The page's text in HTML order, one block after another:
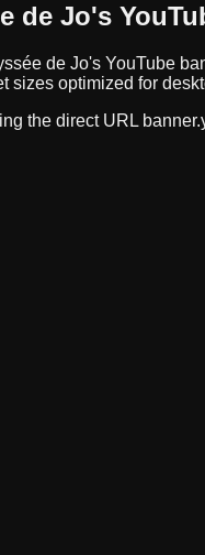
de Jo's
de Jo's YouTube
sizes optimized for
the direct URL